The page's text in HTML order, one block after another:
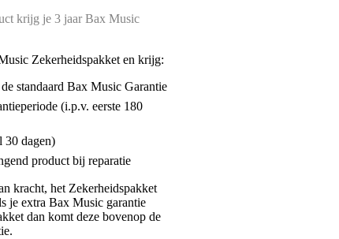
krijg je 3 jaar Bax Music
Zekerheidspakket en krijg:
standaard Bax Music Garantie
(i.p.v. eerste 180
30 dagen)
product bij reparatie
kracht, het Zekerheidspakket
je extra Bax Music garantie
dan komt deze bovenop de